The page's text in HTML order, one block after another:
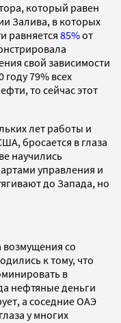
который равен
Залива, в которых
равняется 85%от
свой зависимости
году 79% всех
то сейчас этот
лет работы и
бросается в глаза
научились
управления и
до Запада, но
возмущения со
к тому, что
в
нефтяные деньги
а соседние ОАЭ
у многих